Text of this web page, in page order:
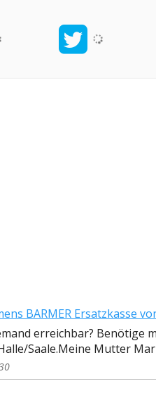
BARMER Ersatzkasse
erreichbar? Benötige
Saale.Meine Mutter